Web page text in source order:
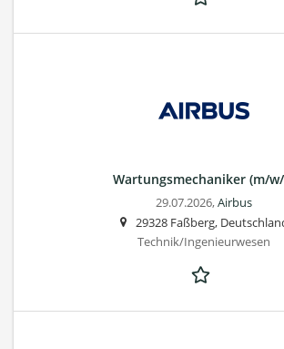
Wartungsmechaniker (m/
29.07.2026,Airbus
29328 Faßberg,
Technik/Ingenieurwesen